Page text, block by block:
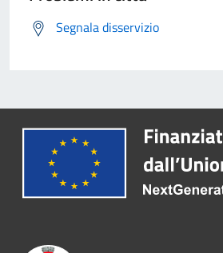
Segnala disservizio